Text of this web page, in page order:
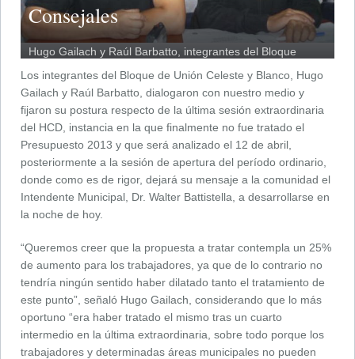
Consejales
Hugo Gailach y Raúl Barbatto, integrantes del Bloque
Celeste y Blanco.
Los integrantes del Bloque de Unión Celeste y Blanco, Hugo
Gailach y Raúl Barbatto, dialogaron con nuestro medio y
fijaron su postura respecto de la última sesión extraordinaria
del HCD, instancia en la que finalmente no fue tratado el
Presupuesto 2013 y que será analizado el 12 de abril,
posteriormente a la sesión de apertura del período ordinario,
donde como es de rigor, dejará su mensaje a la comunidad el
Intendente Municipal, Dr. Walter Battistella, a desarrollarse en
la noche de hoy.
“Queremos creer que la propuesta a tratar contempla un 25%
de aumento para los trabajadores, ya que de lo contrario no
tendría ningún sentido haber dilatado tanto el tratamiento de
este punto”, señaló Hugo Gailach, considerando que lo más
oportuno “era haber tratado el mismo tras un cuarto
intermedio en la última extraordinaria, sobre todo porque los
trabajadores y determinadas áreas municipales no pueden